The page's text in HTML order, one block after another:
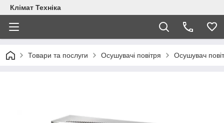
Клімат Техніка
Товари та послуги Осушувачі повітря Осушувач